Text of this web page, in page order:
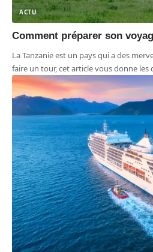
ACTU
Comment préparer son
La Tanzanie est un pays qui a des
faire un tour, cet article vous donne les